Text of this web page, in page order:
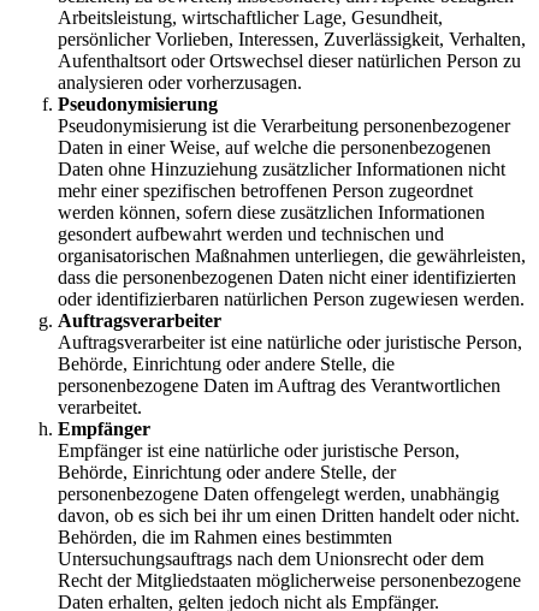
Arbeitsleistung, wirtschaftlicher Lage, Gesundheit,
persönlicher Vorlieben, Interessen, Zuverlässigkeit, Verhalten,
Aufenthaltsort oder Ortswechsel dieser natürlichen Person zu
analysieren oder vorherzusagen.
Pseudonymisierung
Pseudonymisierung ist die Verarbeitung personenbezogener
Daten in einer Weise, auf welche die personenbezogenen
Daten ohne Hinzuziehung zusätzlicher Informationen nicht
mehr einer spezifischen betroffenen Person zugeordnet
werden können, sofern diese zusätzlichen Informationen
gesondert aufbewahrt werden und technischen und
organisatorischen Maßnahmen unterliegen, die gewährleisten,
dass die personenbezogenen Daten nicht einer identifizierten
oder identifizierbaren natürlichen Person zugewiesen werden.
Auftragsverarbeiter
Auftragsverarbeiter ist eine natürliche oder juristische Person,
Behörde, Einrichtung oder andere Stelle, die
personenbezogene Daten im Auftrag des Verantwortlichen
verarbeitet.
Empfänger
Empfänger ist eine natürliche oder juristische Person,
Behörde, Einrichtung oder andere Stelle, der
personenbezogene Daten offengelegt werden, unabhängig
davon, ob es sich bei ihr um einen Dritten handelt oder nicht.
Behörden, die im Rahmen eines bestimmten
Untersuchungsauftrags nach dem Unionsrecht oder dem
Recht der Mitgliedstaaten möglicherweise personenbezogene
Daten erhalten, gelten jedoch nicht als Empfänger.